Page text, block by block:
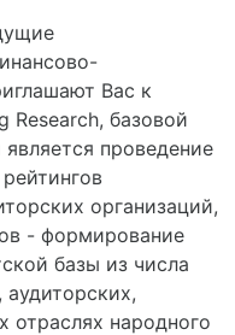
Вас к
Research, базовой
проведение
организаций,
- формирование
базы из числа
аудиторских,
отраслях народного